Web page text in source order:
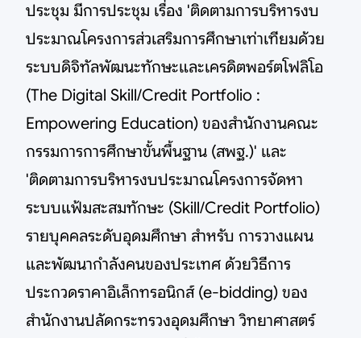
ประชุม มีการประชุม เรื่อง 'ติดตามการบริหารงบ
ประมาณโครงการส่วเสริมการศึกษาเท่าเทียมด้วย
ระบบดิจิทัลพัฒนะทักษะและเครดิตพอร์ตโฟลิโอ
(The Digital Skill/Credit Portfolio :
Empowering Education) ของสำนักงานคณะ
กรรมการการศึกษาขั้นพื้นฐาน (สพฐ.)' และ
'ติดตามการบริหารงบประมาณโครงการจัดหา
ระบบแฟ้มสะสมทักษะ (Skill/Credit Portfolio)
รายบุคคลระดับอุดมศึกษา สำหรับ การวางแผน
และพัฒนากำลังคนของประเทศ ด้วยวิธีการ
ประกวดราคาอิเล็กทรอนิกส์ (e-bidding) ของ
สำนักงานปลัดกระทรวงอุดมศึกษา วิทยาศาสตร์